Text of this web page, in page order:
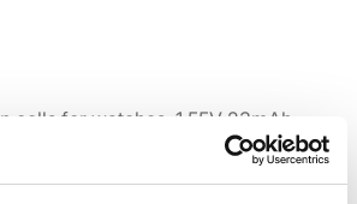
cells for watches, 1.55V 23mAh
model numbers: SR916SW, WA,
280-45, SR 68,